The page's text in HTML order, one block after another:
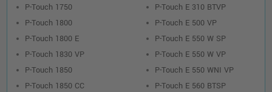
P-Touch 1750
P-Touch 1800
P-Touch 1800 E
P-Touch 1830 VP
P-Touch 1850
P-Touch 1850 CC
P-Touch E 310 BTVP
P-Touch E 500 VP
P-Touch E 550 W SP
P-Touch E 550 W VP
P-Touch E 550 WNI VP
P-Touch E 560 BTSP